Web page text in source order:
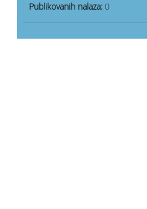
Publikovanih nalaza: 0